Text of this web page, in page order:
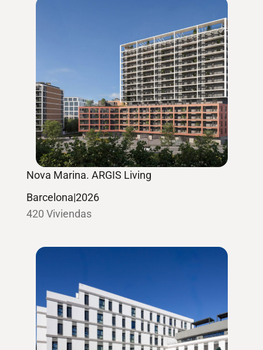
Nova Marina. ARGIS Living
Barcelona|2026
420 Viviendas